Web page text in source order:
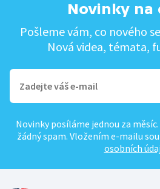
Novinky na
Pošleme vám, co nového
Nová videa, témata,
Novinky posíláme jednou za
žádný spam. Vložením e-mailu
osobních